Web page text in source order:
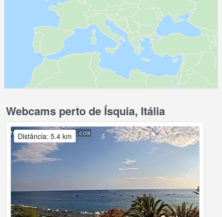
Webcams perto de Ísquia, Itália
Distância: 5.4 km